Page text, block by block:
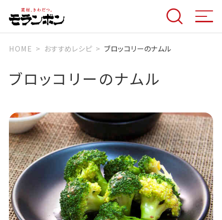
HOME おすすめレシピ ブロッコリーのナムル
ブロッコリーのナムル